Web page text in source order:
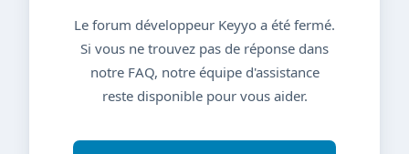
Le forum développeur Keyyo a été fermé.
Si vous ne trouvez pas de réponse dans
notre FAQ, notre équipe d'assistance
reste disponible pour vous aider.